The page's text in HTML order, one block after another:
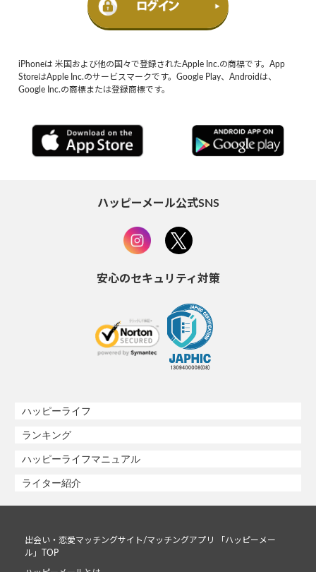
iPhoneは 米国および他の国々で登録されたApple Inc.の商標です。App
StoreはApple Inc.のサービスマークです。Google Play、Androidは、
Google Inc.の商標または登録商標です。
ハッピーメール公式SNS
安心のセキュリティ対策
ハッピーライフ
ランキング
ハッピーライフマニュアル
ライター紹介
出会い・恋愛マッチングサイト/マッチングアプリ 「ハッピーメー
ル」TOP